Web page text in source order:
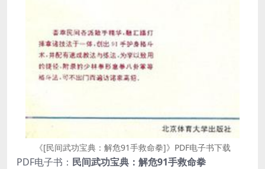
《[民间武功宝典：解危91手救命拳]》PDF电子书下载
PDF电子书： 民间武功宝典：解危91手救命拳